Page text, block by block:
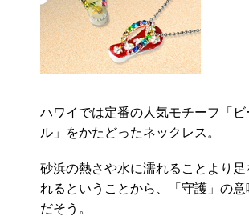
ハワイでは定番の人気モチーフ「
ル」をかたどったネックレス。
砂浜の熱さや水に濡れることより足
れるということから、「守護」の
だそう。